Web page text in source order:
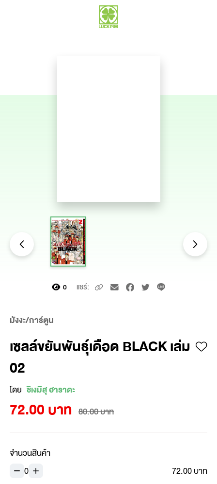
0 แชร์:
มังงะ/การ์ตูน
เซลล์ขยันพันธุ์เดือด BLACK เล่ม
02
โดย ชิเงมิสุ ฮาราดะ
72.00 บาท 80.00 บาท
จำนวนสินค้า
0
72.00 บาท